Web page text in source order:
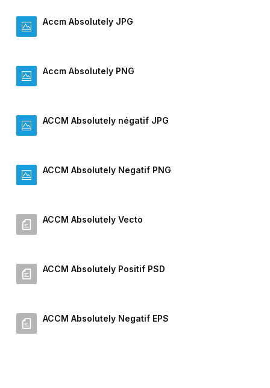
Accm Absolutely JPG
Accm Absolutely PNG
ACCM Absolutely négatif JPG
ACCM Absolutely Negatif PNG
ACCM Absolutely Vecto
ACCM Absolutely Positif PSD
ACCM Absolutely Negatif EPS